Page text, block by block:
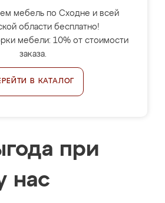
мебель по Сходне и всей
области бесплатно!
мебели: 10% от стоимости
заказа.
В КАТАЛОГ
при
нас